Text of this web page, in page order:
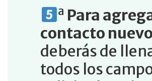
a Para
contacto nuevo
deberás de
todos los